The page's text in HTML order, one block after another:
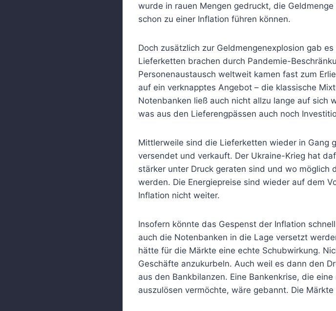
wurde in rauen Mengen gedruckt, die
schon zu einer Inflation führen können.
Doch zusätzlich zur Geldmengenexplosion gab
Lieferketten brachen durch Pandemie-
Personenaustausch weltweit kamen fast zum
auf ein verknapptes Angebot – die klassische
Notenbanken ließ auch nicht allzu lange auf sich
was aus den Lieferengpässen auch noch
Mittlerweile sind die Lieferketten wieder in Gang
versendet und verkauft. Der Ukraine-Krieg hat
stärker unter Druck geraten sind und wo möglich
werden. Die Energiepreise sind wieder auf dem
Inflation nicht weiter.
Insofern könnte das Gespenst der Inflation
auch die Notenbanken in die Lage versetzt
hätte für die Märkte eine echte Schubwirkung.
Geschäfte anzukurbeln. Auch weil es dann den
aus den Bankbilanzen. Eine Bankenkrise, die
auszulösen vermöchte, wäre gebannt. Die